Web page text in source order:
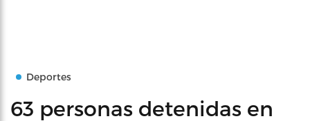
Deportes
63 personas detenidas en